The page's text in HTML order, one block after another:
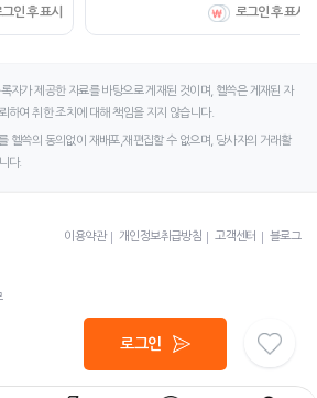
인 후 표시 로그인 후 표시
자가 제공한 자료를 바탕으로 게재된 것이며, 헬쓱은 게재된 자
하여 취한 조치에 대해 책임을 지지 않습니다.
헬쓱의 동의없이 재배포,재편집할 수 없으며, 당사자의 거래활
다.
로그인
이용약관 개인정보취급방침 고객센터 블로그